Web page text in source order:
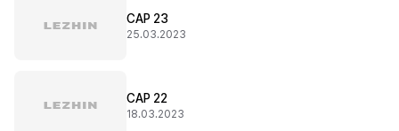
CAP 23
25.03.2023
CAP 22
18.03.2023